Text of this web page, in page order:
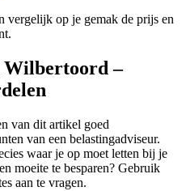
vergelijk op je gemak de prijs en
Wilbertoord –
van dit artikel goed
van een belastingadviseur.
waar je op moet letten bij je
moeite te besparen? Gebruik
aan te vragen.